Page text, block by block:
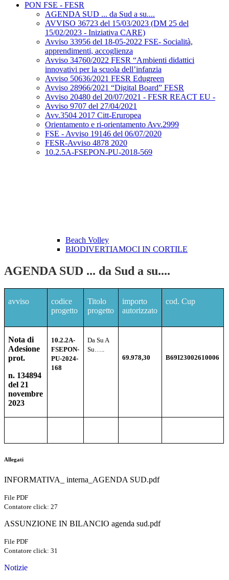
PON FSE - FESR
AGENDA SUD ... da Sud a su....
AVVISO 36723 del 15/03/2023 (DM 25 del
15/02/2023 - Iniziativa CARE)
Avviso 33956 del 18-05-2022 FSE- Socialità,
apprendimenti, accoglienza
Avviso 34760/2022 FESR “Ambienti didattici
innovativi per la scuola dell’infanzia
Avviso 50636/2021 FESR Edugreen
Avviso 28966/2021 “Digital Board” FESR
Avviso 20480 del 20/07/2021 - FESR REACT EU -
Avviso 9707 del 27/04/2021
Avv.3504 2017 Citt-Eruropea
Orientamento e ri-orientamento Avv.2999
FSE - Avviso 19146 del 06/07/2020
FESR-Avviso 4878 2020
10.2.5A-FSEPON-PU-2018-569
Beach Volley
BIODIVERTIAMOCI IN CORTILE
AGENDA SUD ... da Sud a su....
avviso
codice
progetto
Titolo
progetto
importo
autorizzato
cod. Cup
Nota di
Adesione
prot.
n. 134894
del 21
novembre
2023
10.2.2A-
FSEPON-
PU-2024-
168
Da Su A
Su…..
69.978,30
B69I23002610006
Allegati
INFORMATIVA_ interna_AGENDA SUD.pdf
File PDF
Contatore click: 27
ASSUNZIONE IN BILANCIO agenda sud.pdf
File PDF
Contatore click: 31
Notizie